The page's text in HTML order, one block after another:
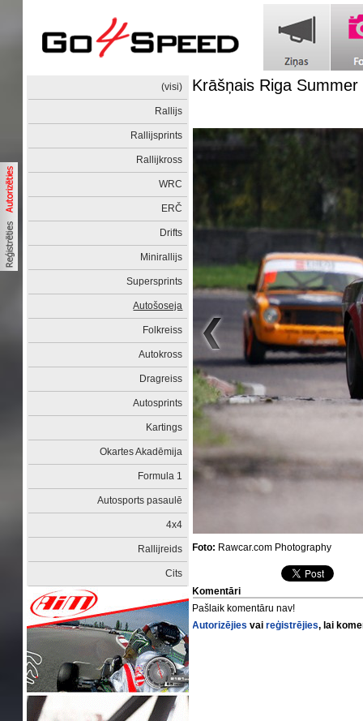
(visi)
Rallijs
Rallijsprints
Rallijkross
WRC
ERČ
Drifts
Minirallijs
Supersprints
Autošoseja
Folkreiss
Autokross
Dragreiss
Autosprints
Kartings
Okartes Akadēmija
Formula 1
Autosports pasaulē
4x4
Rallijreids
Cits
Krāšņais Riga
Foto: Rawcar.com Photography
Komentāri
Pašlaik komentāru nav!
Autorizējies vaireģistrējies, lai